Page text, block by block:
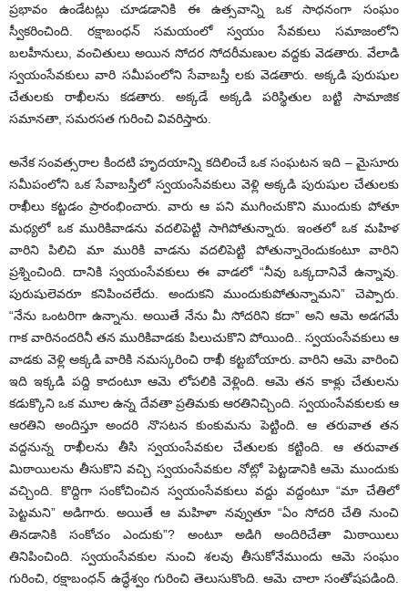
ప్ర‌భావం ఉండేట‌ట్లు చూడ‌డానికి ఈ ఉత్స‌వాన్ని ఒక సాధ‌నంగా సంఘం
స్వీక‌రించింది. ర‌క్షాబంధ‌న్ స‌మ‌యంలో స్వ‌యం సేవ‌కులు స‌మాజంలోని
బ‌ల‌హీనులు, వంచితులు అయిన సోద‌ర సోద‌రీమ‌ణుల వ‌ద్ద‌కు వెడ‌తారు. వేలాడి
స్వ‌యంసేవ‌కులు వారి స‌మీపంలోని సేవాబ‌స్తీ ల‌కు వెడ‌తారు. అక్క‌డి పురుషుల
చేతుల‌కు రాఖీల‌ను క‌డ‌తారు. అక్క‌డే అక్క‌డి ప‌రిస్థితుల బ‌ట్టి సామాజిక
స‌మాన‌తా, స‌మ‌ర‌స‌త గురించి వివ‌రిస్తారు.
అనేక సంవ‌త్స‌రాల కింద‌టి హృద‌యాన్ని క‌దిలించే ఒక సంఘ‌ట‌న ఇది – మైసూరు
స‌మీపంలోని ఒక సేవాబ‌స్తీలో స్వ‌యంసేవ‌కులు వెళ్లి అక్క‌డి పురుషుల చేతుల‌కు
రాఖీలు క‌ట్ట‌డం ప్రారంభించారు. వారు ఆ ప‌ని ముగించుకొని ముందుకు పోతూ
మ‌ధ్య‌లో ఒక మురికివాడ‌ను వ‌ద‌లిపెట్టి సాగిపోతున్నారు. ఇంత‌లో ఒక మ‌హిళ
వారిని పిలిచి మా మురికి వాడ‌ను వ‌ద‌లిపెట్టి పోతున్నారెందుకంటూ వారిని
ప్ర‌శ్నించింది. దానికి స్వ‌యంసేవ‌కులు ఈ వాడ‌లో “నీవు ఒక్క‌దానివే ఉన్నావు.
పురుషులెవ‌రూ క‌నిపించ‌లేదు. అందుక‌ని ముందుకుపోతున్నామ‌ని” చెప్పారు.
“నేను ఒంట‌రిగా ఉన్నాను. అయితే నేను మీ సోద‌రిని కదా” అని ఆమె అడ‌గ‌మే
గాక వారినంద‌రినీ త‌న మురికివాడ‌కు పిలుచుకొని పోయింది.. స్వ‌యంసేవ‌కులు ఆ
వాడ‌కు వెళ్లి అక్క‌డి వారికి న‌మ‌స్క‌రించి రాఖీ క‌ట్ట‌బోయారు. వారిని ఆమె వారించి
ఇది ఇక్క‌డి ప‌ద్ది కాదంటూ ఆమె లోప‌లికి వెళ్లింది. ఆమె త‌న కాళ్లు చేతుల‌ను
క‌డుక్కొని ఒక మూల ఉన్న దేవ‌తా ప్ర‌తిమ‌కు ఆర‌తినిచ్చింది. స్వ‌యంసేవ‌కుల‌కు ఆ
ఆర‌తిని అందిస్తూ అంద‌రి నొస‌ట‌న కుంకుమ‌ను పెట్టింది. ఆ త‌రువాత త‌న
వ‌ద్ద‌నున్న రాఖీల‌ను తీసి స్వ‌యంసేవ‌కుల చేతుల‌కు క‌ట్టింది. ఆ త‌రువాత
మిఠాయిల‌ను తీసుకొని వ‌చ్చి స్వ‌యంసేవ‌కుల నోట్లో పెట్ట‌డానికి ఆమె ముందుకు
వ‌చ్చింది. కొద్దిగా సంకోచించిన స్వ‌యంసేవ‌కులు వ‌ద్దు వ‌ద్దంటూ “మా చేతిలో
పెట్ట‌మ‌ని” అడిగారు. అయితే ఆ మ‌హిళా న‌వ్వుతూ “ఏం సోద‌రి చేతి నుంచి
తిన‌డానికి సంకోచం ఎందుకు”? అంటూ అడిగి అందిరిచేతా మిఠాయిలు
తినిపించింది. స్వ‌యంసేవ‌కుల నుంచి శ‌ల‌వు తీసుకోనేముందు ఆమె సంఘం
గురించి, ర‌క్షాబంధ‌న్ ఉద్ధేశ్వం గురించి తెలుసుకొంది. ఆమె చాలా సంతోష‌ప‌డింది.